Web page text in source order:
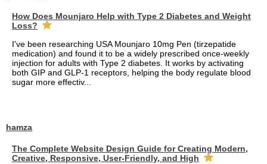
How Does Mounjaro Help with Type 2 Diabetes and Weight
Loss?
I've been researching USA Mounjaro 10mg Pen (tirzepatide
medication) and found it to be a widely prescribed once-weekly
injection for adults with Type 2 diabetes. It works by activating
both GIP and GLP-1 receptors, helping the body regulate blood
sugar more effectiv...
hamza
The Complete Website Design Guide for Creating Modern,
Creative, Responsive, User-Friendly, and High